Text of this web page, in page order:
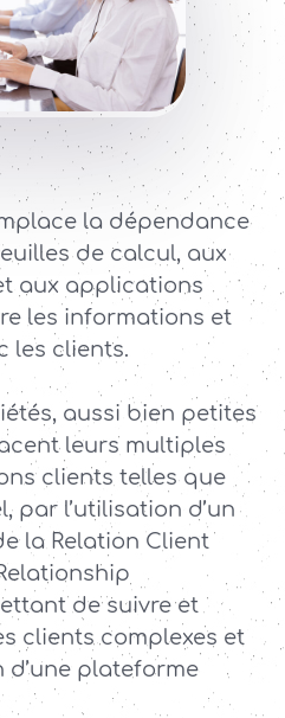
la dépendance
de calcul, aux
aux applications
les informations et
les clients.
aussi bien petites
leurs multiples
clients telles que
par l’utilisation d’un
la Relation Client
de suivre et
clients complexes et
d’une plateforme